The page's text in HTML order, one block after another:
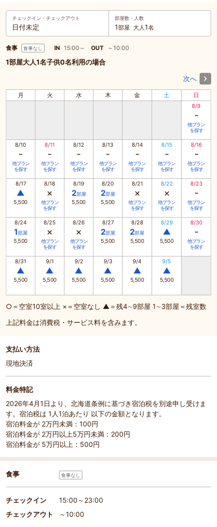
チェックイン・ チェックアウト
日付未定
部屋数・人数
1部屋 大人1名
食事 食事なし IN 15:00～ OUT ～10:00
1部屋大人1名子供0名利用の場合
次へ
月 火 水 木 金 土 日
8/9
-
他プラン
を探す
8/10
-
他プラン
を探す
8/11
-
他プラン
を探す
8/12
-
他プラン
を探す
8/13
-
他プラン
を探す
8/14
-
他プラン
を探す
8/15
-
他プラン
を探す
8/16
-
他プラン
を探す
8/17
▲
5,500
8/18
×
他プラン
を探す
8/19
2部屋
5,500
8/20
2部屋
5,500
8/21
×
他プラン
を探す
8/22
×
他プラン
を探す
8/23
-
他プラン
を探す
8/24
1部屋
5,500
8/25
×
他プラン
を探す
8/26
×
他プラン
を探す
8/27
2部屋
5,500
8/28
2部屋
5,500
8/29
▲
5,500
8/30
-
他プラン
を探す
8/31
▲
5,500
9/1
▲
5,500
9/2
▲
5,500
9/3
▲
5,500
9/4
▲
5,500
9/5
▲
5,500
○＝空室10室以上 ×＝空室なし ▲＝残4∼9部屋 1∼3部屋＝残室数
上記料金は消費税・サービス料を含みます。
支払い方法
現地決済
料金特記
2026年4月1日より、北海道条例に基づき宿泊税を別途申し受けま
す。宿泊税は 1人1泊あたり 以下の金額となります。
宿泊料金が 2万円未満：100円
宿泊料金が 2万円以上5万円未満：200円
宿泊料金が 5万円以上：500円
食事 食事なし
チェックイン
15:00～23:00
チェックアウト
～10:00